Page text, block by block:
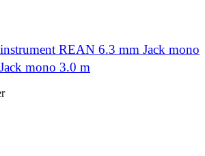
REAN 6.3 mm Jack mono
mono 3.0 m